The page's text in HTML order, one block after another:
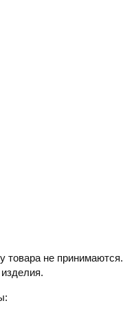
товара не принимаются.